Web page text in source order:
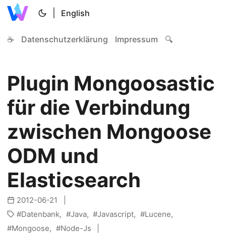
English
☕ Datenschutzerklärung Impressum 🔍
Plugin Mongoosastic
für die Verbindung
zwischen Mongoose
ODM und
Elasticsearch
2012-06-21
Datenbank
Java Javascript
Lucene
Mongoose
Node-Js